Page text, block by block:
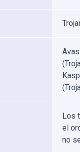
Los
el
no